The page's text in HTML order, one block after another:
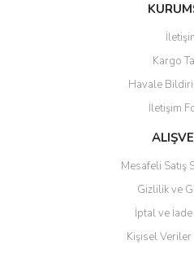
Kargo
Havale
İletişim
Mesafeli Satış
Gizlilik ve
İptal ve İade
Kişisel Veriler